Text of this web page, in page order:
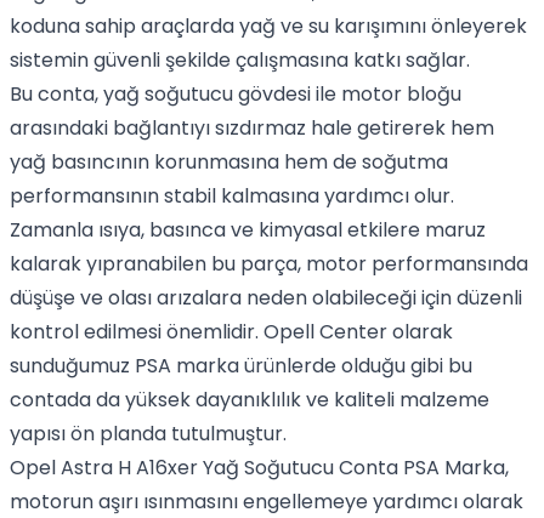
koduna sahip araçlarda yağ ve su karışımını önleyerek
sistemin güvenli şekilde çalışmasına katkı sağlar.
Bu conta, yağ soğutucu gövdesi ile motor bloğu
arasındaki bağlantıyı sızdırmaz hale getirerek hem
yağ basıncının korunmasına hem de soğutma
performansının stabil kalmasına yardımcı olur.
Zamanla ısıya, basınca ve kimyasal etkilere maruz
kalarak yıpranabilen bu parça, motor performansında
düşüşe ve olası arızalara neden olabileceği için düzenli
kontrol edilmesi önemlidir. Opell Center olarak
sunduğumuz PSA marka ürünlerde olduğu gibi bu
contada da yüksek dayanıklılık ve kaliteli malzeme
yapısı ön planda tutulmuştur.
Opel Astra H A16xer Yağ Soğutucu Conta PSA Marka,
motorun aşırı ısınmasını engellemeye yardımcı olarak